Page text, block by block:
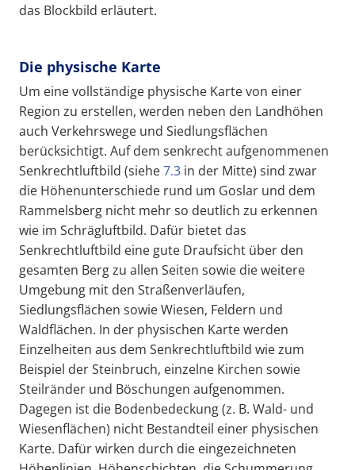
das Blockbild erläutert.
Die physische Karte
Um eine vollständige physische Karte von einer
Region zu erstellen, werden neben den Landhöhen
auch Verkehrswege und Siedlungsflächen
berücksichtigt. Auf dem senkrecht aufgenommenen
Senkrechtluftbild (siehe7.3 in der Mitte) sind zwar
die Höhenunterschiede rund um Goslar und dem
Rammelsberg nicht mehr so deutlich zu erkennen
wie im Schrägluftbild. Dafür bietet das
Senkrechtluftbild eine gute Draufsicht über den
gesamten Berg zu allen Seiten sowie die weitere
Umgebung mit den Straßenverläufen,
Siedlungsflächen sowie Wiesen, Feldern und
Waldflächen. In der physischen Karte werden
Einzelheiten aus dem Senkrechtluftbild wie zum
Beispiel der Steinbruch, einzelne Kirchen sowie
Steilränder und Böschungen aufgenommen.
Dagegen ist die Bodenbedeckung (z. B. Wald- und
Wiesenflächen) nicht Bestandteil einer physischen
Karte. Dafür wirken durch die eingezeichneten